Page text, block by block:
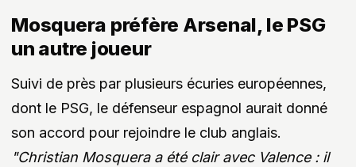
Mosquera préfère Arsenal, le PSG
un autre joueur
Suivi de près par plusieurs écuries européennes,
dont le PSG, le défenseur espagnol aurait donné
son accord pour rejoindre le club anglais.
"Christian Mosquera a été clair avec Valence : il